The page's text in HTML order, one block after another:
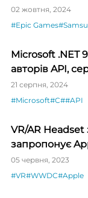
02 жовтня, 2024
#Epic Games
Microsoft .NET
авторів API,
SDK
21 серпня, 2024
#Microsoft#C##API
VR/AR
запропонує
конференції
05 червня, 2023
#VR#WWDC#Apple